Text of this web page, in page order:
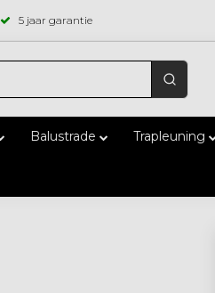
5 jaar garantie
Balustrade Trapleuning